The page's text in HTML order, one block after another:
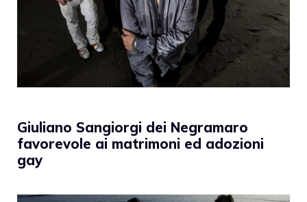
Giuliano Sangiorgi dei Negramaro
favorevole ai matrimoni ed adozioni
gay